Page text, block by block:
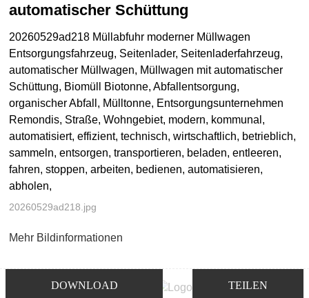
DOWNLOAD TEILEN
automatischer Schüttung
20260529ad218 Müllabfuhr moderner Müllwagen
Entsorgungsfahrzeug, Seitenlader, Seitenladerfahrzeug,
automatischer Müllwagen, Müllwagen mit automatischer
Schüttung, Biomüll Biotonne, Abfallentsorgung,
organischer Abfall, Mülltonne, Entsorgungsunternehmen
Remondis, Straße, Wohngebiet, modern, kommunal,
automatisiert, effizient, technisch, wirtschaftlich, betrieblich,
sammeln, entsorgen, transportieren, beladen, entleeren,
fahren, stoppen, arbeiten, bedienen, automatisieren,
abholen,
20260529ad218.jpg
Mehr Bildinformationen